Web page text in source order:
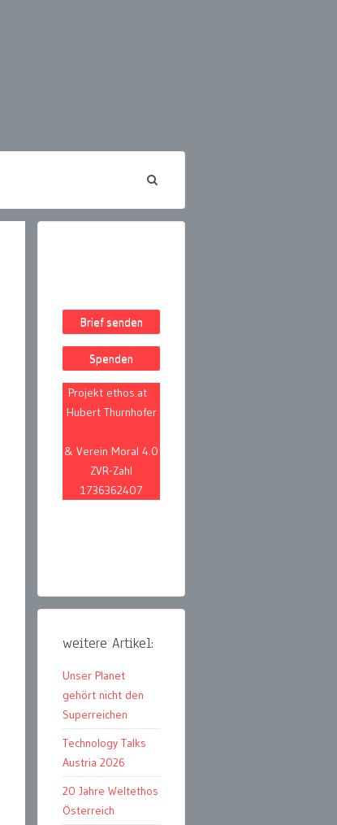
Brief senden
Spenden
Projekt ethos.at
Hubert Thurnhofer
& Verein Moral 4.0
ZVR-Zahl
1736362407
weitere Artikel:
Unser Planet
gehört nicht den
Superreichen
Technology Talks
Austria 2026
20 Jahre Weltethos
Österreich